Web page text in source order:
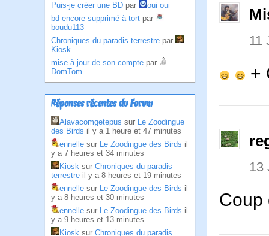
Puis-je créer une BD par
oui oui
bd encore supprimé à tort par
boudu113
Chroniques du paradis terrestre par
Kiosk
mise à jour de son compte par
DomTom
Réponses récentes du Forum
Alavacomgetepus sur Le Zoodingue
des Birds il y a 1 heure et 47 minutes
ennelle sur Le Zoodingue des Birds il
y a 7 heures et 34 minutes
Kiosk sur Chroniques du paradis
terrestre il y a 8 heures et 19 minutes
ennelle sur Le Zoodingue des Birds il
y a 8 heures et 30 minutes
ennelle sur Le Zoodingue des Birds il
y a 9 heures et 13 minutes
Kiosk sur Chroniques du paradis
11
+
13
Coup